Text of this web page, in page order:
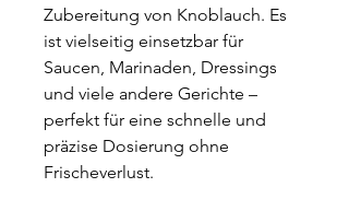
Zubereitung von Knoblauch. Es
ist vielseitig einsetzbar für
Saucen, Marinaden, Dressings
und viele andere Gerichte –
perfekt für eine schnelle und
präzise Dosierung ohne
Frischeverlust.